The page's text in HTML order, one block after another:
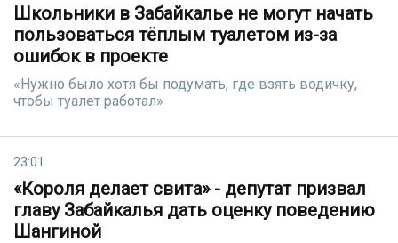
Школьники в Забайкалье не могут начать
пользоваться тёплым туалетом из-за
ошибок в проекте
«Нужно было хотя бы подумать, где взять водичку,
чтобы туалет работал»
23:01
«Короля делает свита» - депутат призвал
главу Забайкалья дать оценку поведению
Шангиной